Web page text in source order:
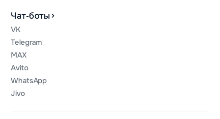
Чат‑боты
VK
Telegram
MAX
Avito
WhatsApp
Jivo